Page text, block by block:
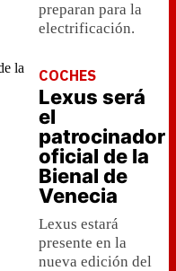
preparan para la
electrificación.
COCHES
Lexus será
el
patrocinador
oficial de la
Bienal de
Venecia
Lexus estará
presente en la
nueva edición del